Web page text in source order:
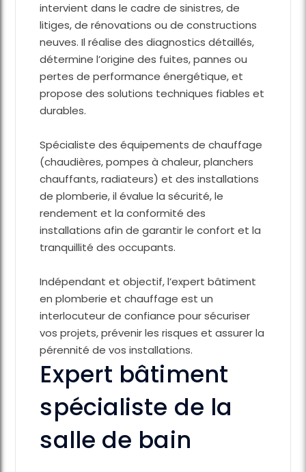
intervient dans le cadre de sinistres, de
litiges, de rénovations ou de constructions
neuves. Il réalise des diagnostics détaillés,
détermine l’origine des fuites, pannes ou
pertes de performance énergétique, et
propose des solutions techniques fiables et
durables.
Spécialiste des équipements de chauffage
(chaudières, pompes à chaleur, planchers
chauffants, radiateurs) et des installations
de plomberie, il évalue la sécurité, le
rendement et la conformité des
installations afin de garantir le confort et la
tranquillité des occupants.
Indépendant et objectif, l’expert bâtiment
en plomberie et chauffage est un
interlocuteur de confiance pour sécuriser
vos projets, prévenir les risques et assurer la
pérennité de vos installations.
Expert bâtiment
spécialiste de la
salle de bain